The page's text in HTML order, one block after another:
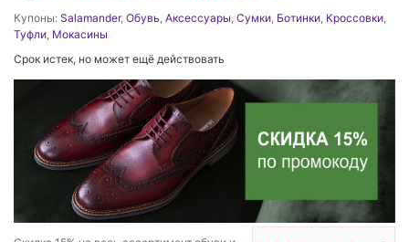
Купоны: Salamander, Обувь Аксессуары Сумки Ботинки Кроссовки
Туфли Мокасины
Срок истек, но может ещё действовать